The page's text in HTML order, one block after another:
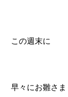
この週末に
早々にお雛さ